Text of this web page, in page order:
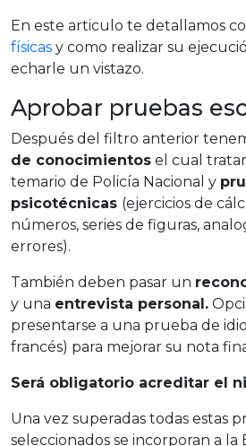
En este articulo te detallamos
físicas y como realizar su
echarle un vistazo.
Aprobar pruebas
Después del filtro anterior
de conocimientos el cual
temario de Policía Nacional y
psicotécnicas (ejercicios de
números, series de figuras,
errores).
También deben pasar un
y una entrevista personal.
presentarse a una prueba de
francés) para mejorar su nota
Será obligatorio acreditar el
Una vez superadas todas estas
seleccionados se incorporan a la